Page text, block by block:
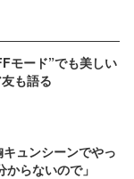
モード”でも美しい
も語る
ュンシーンでやっ
らないので」